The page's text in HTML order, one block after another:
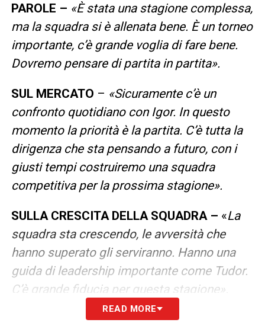
PAROLE – «È stata una stagione complessa,
ma la squadra si è allenata bene. È un torneo
importante, c’è grande voglia di fare bene.
Dovremo pensare di partita in partita».
SUL MERCATO – «Sicuramente c’è un
confronto quotidiano con Igor. In questo
momento la priorità è la partita. C’è tutta la
dirigenza che sta pensando a futuro, con i
giusti tempi costruiremo una squadra
competitiva per la prossima stagione».
SULLA CRESCITA DELLA SQUADRA – «La
squadra sta crescendo, le avversità che
hanno superato gli serviranno. Hanno una
guida di leadership importante come Tudor.
C’è grande fiducia per questa stagione».
READ MORE